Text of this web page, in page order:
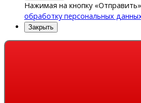
Нажимая на кнопку
обработку персональных
Закрыть